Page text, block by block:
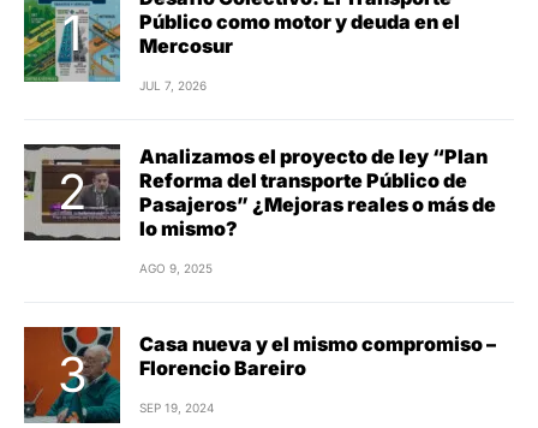
Público como motor y deuda en el
Mercosur
JUL 7, 2026
Analizamos el proyecto de ley “Plan
Reforma del transporte Público de
Pasajeros” ¿Mejoras reales o más de
lo mismo?
AGO 9, 2025
Casa nueva y el mismo compromiso –
Florencio Bareiro
SEP 19, 2024